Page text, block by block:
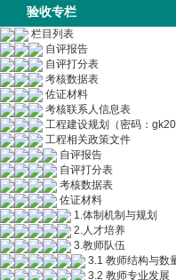
验收专栏
栏目列表
自评报告
自评打分表
考核数据表
佐证材料
考核联系人信息表
工程建设规划（密码：
工程相关政策文件
自评报告
自评打分表
考核数据表
佐证材料
1.体制机制与规划
2.人才培养
3.教师队伍
3.1 教师结构与数
3.2 教师专业发展